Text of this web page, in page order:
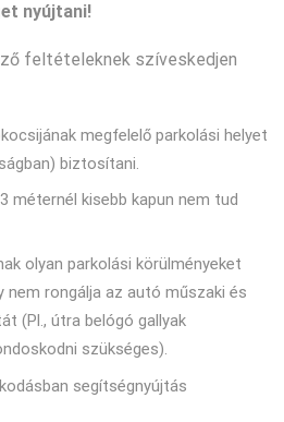
nyújtani!
feltételeknek szíveskedjen
megfelelő parkolási helyet
biztosítani.
méternél kisebb kapun nem tud
olyan parkolási körülményeket
nem rongálja az autó műszaki és
(Pl., útra belógó gallyak
szükséges).
segítségnyújtás